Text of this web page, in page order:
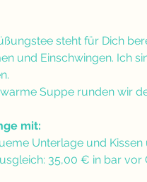
steht für Dich
und Einschwingen. Ich
Suppe runden wir
mit:
Unterlage und
35,00 € in bar vor